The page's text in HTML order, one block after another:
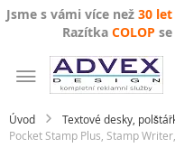
Jsme s vámi více než 30 let
Razítka COLOP
Úvod Textové desky,
Pocket Stamp Plus, Stamp